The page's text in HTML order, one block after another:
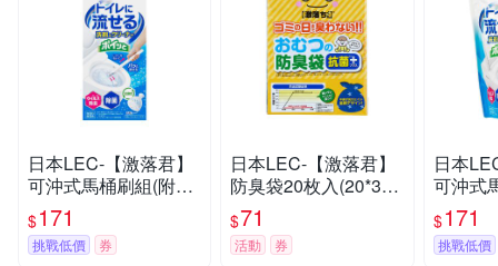
日本LEC-【激落君】
可沖式馬桶刷組(附刷
頭3個)(日本製)
$171
挑戰低價 券
日本LEC-【激落君】
防臭袋20枚入(20*30c
m)(垃圾袋)
$71
活動 券
日本
可沖式
包12
$171
挑戰低價